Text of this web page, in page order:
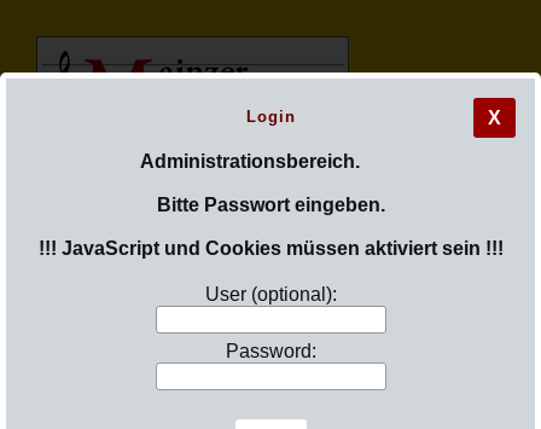
Mainzer
Madrigalchor
Willkommen!
X
Login
Administrationsbereich.
Bitte Passwort eingeben.
!!! JavaScript und Cookies müssen aktiviert sein !!!
User (optional):
Password: